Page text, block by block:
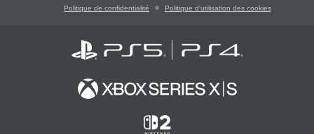
Politique de confidentialité Politique d'utilisation des cookies